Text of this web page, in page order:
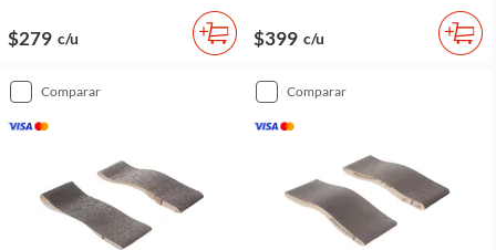
$279 c/u $399 c/u
comparar comparar